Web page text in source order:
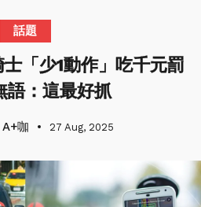
話題
「少1動作」吃千元罰
語：這最好抓
A+咖 27 Aug, 2025